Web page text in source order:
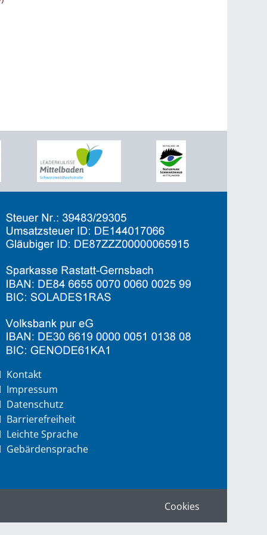
Kontakt
Impressum
Datenschutz
Barrierefreiheit
Leichte Sprache
Gebärdensprache
Cookies